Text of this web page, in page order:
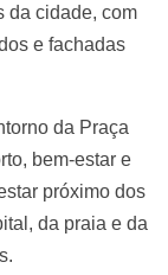
da cidade, com
e fachadas
da Praça
bem-estar e
próximo dos
da praia e da